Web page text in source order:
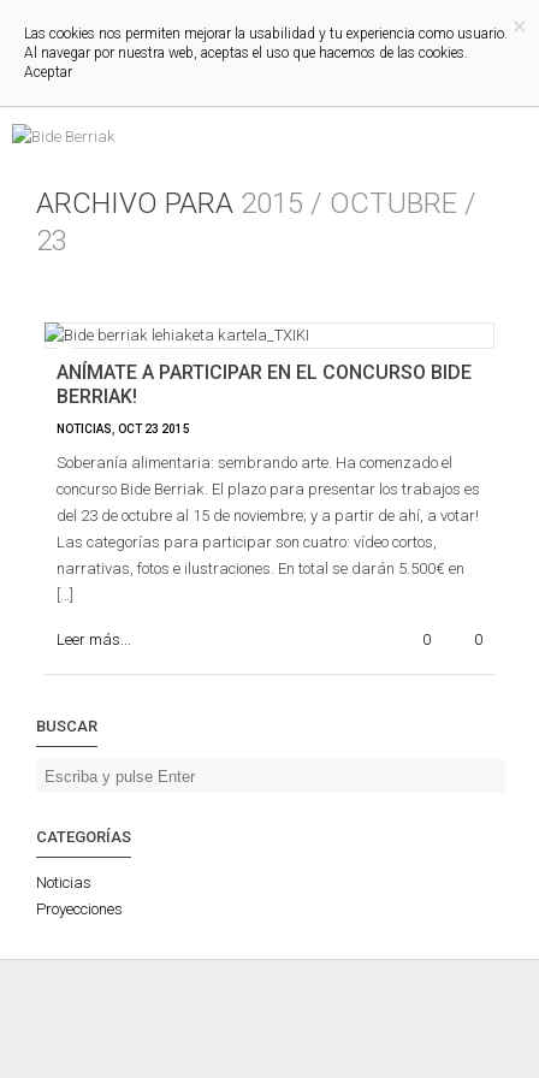
ARCHIVO PARA 2015 / OCTUBRE /
23
ANÍMATE A PARTICIPAR EN EL CONCURSO BIDE
BERRIAK!
NOTICIAS OCT 23 2015
Soberanía alimentaria: sembrando arte. Ha comenzado el
concurso Bide Berriak. El plazo para presentar los trabajos es
del 23 de octubre al 15 de noviembre; y a partir de ahí, a votar!
Las categorías para participar son cuatro: vídeo cortos,
narrativas, fotos e ilustraciones. En total se darán 5.500€ en
[…]
Leer más... 0 0
BUSCAR
CATEGORÍAS
Noticias
Proyecciones
×
Las cookies nos permiten mejorar la usabilidad y tu experiencia como usuario.
Al navegar por nuestra web, aceptas el uso que hacemos de las cookies.
Aceptar